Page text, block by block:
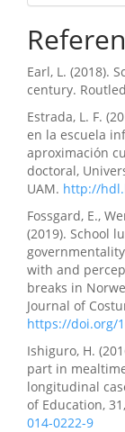
Earl, L. (2018).
century.
Estrada, L. F.
en la escuela
aproximación
doctoral,
UAM. http://
Fossgard, E.,
(2019). School
with and
breaks in
Journal of
https://doi.org/
Ishiguro, H.
part in
longitudinal
of Education,
014-0222-9